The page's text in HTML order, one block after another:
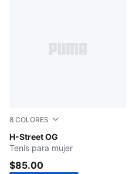
8 COLORES
H-Street OG
Frosted Ivory-PUMA Silver
Tenis para mujer
$85.00